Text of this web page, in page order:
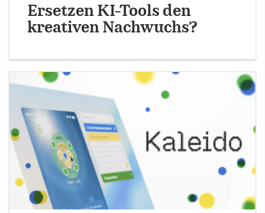
Ersetzen KI-Tools den
kreativen Nachwuchs?